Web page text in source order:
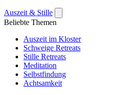
Auszeit & Stille
Beliebte Themen
Auszeit im Kloster
Schweige Retreats
Stille Retreats
Meditation
Selbstfindung
Achtsamkeit